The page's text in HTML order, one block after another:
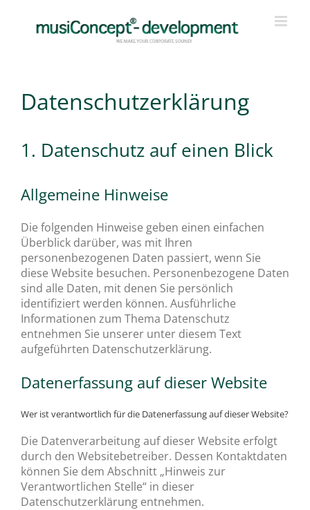
springen
Datenschutz­erklärung
1. Datenschutz auf einen Blick
Allgemeine Hinweise
Die folgenden Hinweise geben einen einfachen
Überblick darüber, was mit Ihren
personenbezogenen Daten passiert, wenn Sie
diese Website besuchen. Personenbezogene Daten
sind alle Daten, mit denen Sie persönlich
identifiziert werden können. Ausführliche
Informationen zum Thema Datenschutz
entnehmen Sie unserer unter diesem Text
aufgeführten Datenschutzerklärung.
Datenerfassung auf dieser Website
Wer ist verantwortlich für die Datenerfassung auf dieser Website?
Die Datenverarbeitung auf dieser Website erfolgt
durch den Websitebetreiber. Dessen Kontaktdaten
können Sie dem Abschnitt „Hinweis zur
Verantwortlichen Stelle“ in dieser
Datenschutzerklärung entnehmen.